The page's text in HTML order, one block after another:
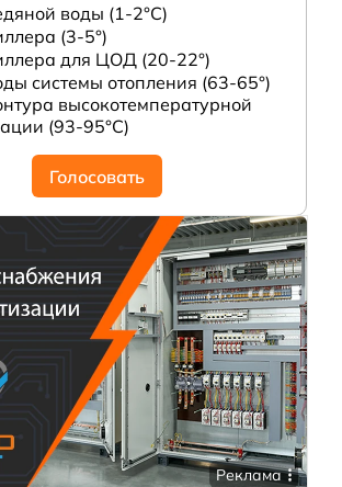
воды (1-2°С)
(3-5°)
для ЦОД (20-22°)
системы отопления (63-65°)
высокотемпературной
(93-95°С)
Голосовать
Реклама